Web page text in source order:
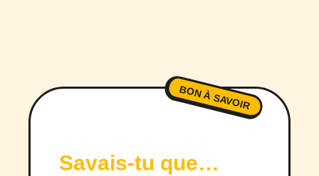
BON À SAVOIR
Savais-tu que…